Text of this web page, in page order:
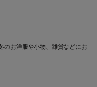
のお洋服や小物、雑貨などにお